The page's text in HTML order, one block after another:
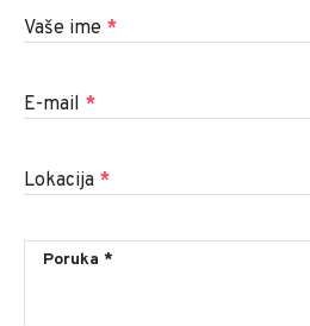
Vaše ime *
E-mail *
Lokacija *